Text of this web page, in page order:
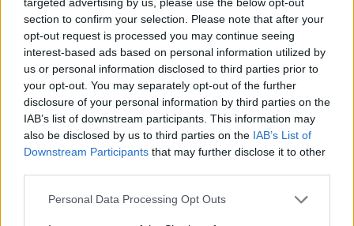
section to confirm your selection. Please note that after your
opt-out request is processed you may continue seeing
interest-based ads based on personal information utilized by
us or personal information disclosed to third parties prior to
your opt-out. You may separately opt-out of the further
disclosure of your personal information by third parties on the
IAB’s list of downstream participants. This information may
also be disclosed by us to third parties on the IAB’s List of
Downstream Participants that may further disclose it to other
Personal Data Processing Opt Outs